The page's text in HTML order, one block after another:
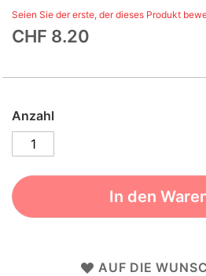
Seien Sie der erste, der dieses Produkt
CHF 8.20
Anzahl
In den
AUF DIE
of
the
gallery